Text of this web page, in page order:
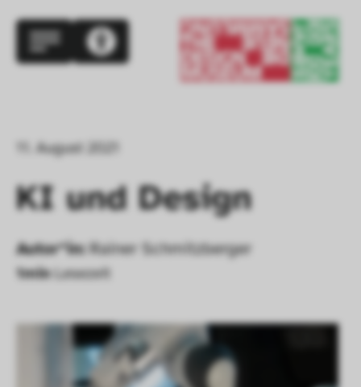
11. August 2021
KI und Design
Autor*in:Rainer Schmitzberger
1min Lesezeit